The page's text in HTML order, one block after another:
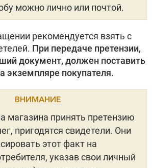
можно лично или почтой.
рекомендуется взять с
При передаче претензии,
документ, должен поставить
экземпляре покупателя.
ВНИМАНИЕ
магазина принять претензию
пригодятся свидетели. Они
этот факт на
указав свои личный